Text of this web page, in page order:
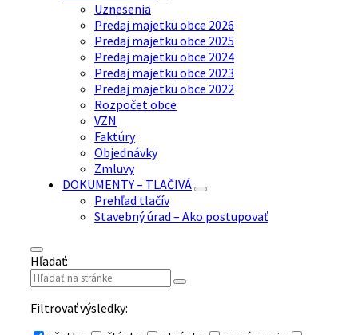
Uznesenia
Predaj majetku obce 2026
Predaj majetku obce 2025
Predaj majetku obce 2024
Predaj majetku obce 2023
Predaj majetku obce 2022
Rozpočet obce
VZN
Faktúry
Objednávky
Zmluvy
DOKUMENTY – TLAČIVÁ
Prehľad tlačív
Stavebný úrad – Ako postupovať
Hľadať:
Filtrovať výsledky: